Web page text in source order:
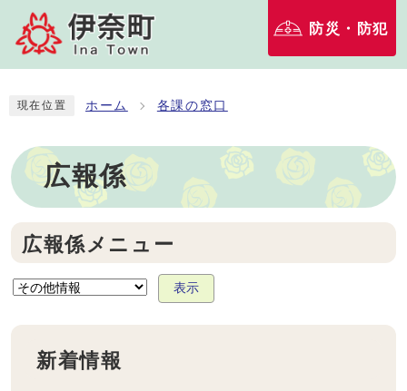
防災・防犯
現在位置 ホーム 各課の窓口
広報係
広報係メニュー
表示
新着情報